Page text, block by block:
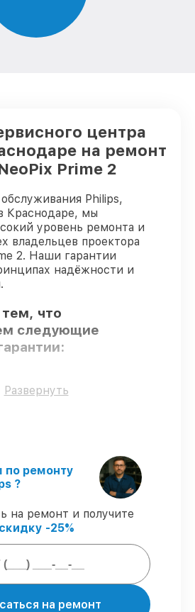
центра
на ремонт
Prime 2
Philips,
Краснодаре, мы
уровень ремонта и
владельцев проектора
2. Наши гарантии
надёжности и
что
следующие
оригинальных
обязательное
аттестацию, что
их уровень мастерства.
сервиса проектора
2, согласованные с
обслуживание
проекторов всегда со
гарантийных
Развернуть
по ремонту
?
на ремонт и получите
скидку -25%
на ремонт